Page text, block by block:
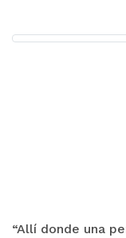
“Allí donde una